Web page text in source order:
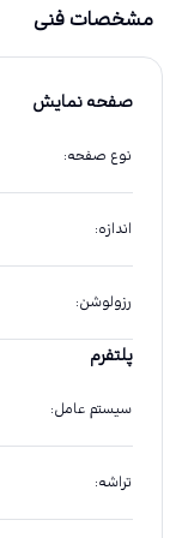
مشخصات فنی
صفحه نمایش
نوع صفحه:
اندازه:
رزولوشن:
پلتفرم
سیستم عامل:
تراشه: